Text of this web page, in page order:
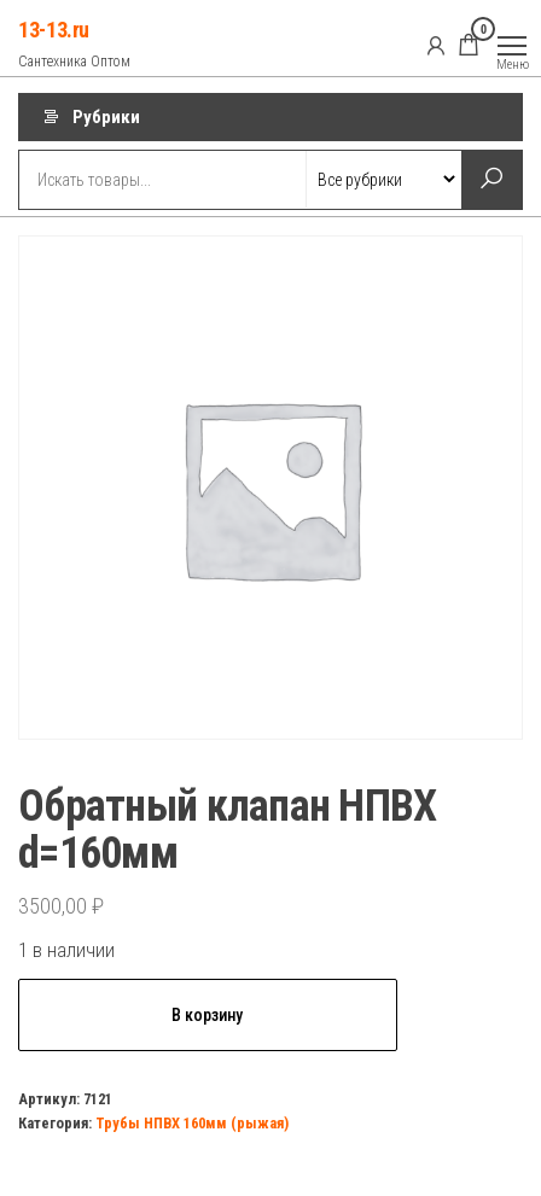
содержимому
13-13.ru
Сантехника Оптом
0
Меню
Рубрики
Обратный клапан НПВХ
d=160мм
3500,00 ₽
1 в наличии
клапан
НПВХ
В корзину
Артикул: 7121
Категория: Трубы НПВХ 160мм (рыжая)